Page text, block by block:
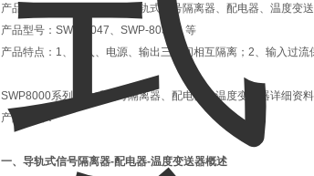
产品名称：
SWP8000系列导轨式信号隔离器、配电器、温度变
产品型号： SWP-8047、SWP-8036，等
产品特点： 1、输入、电源、输出三者间相互隔离；2、输入过流
SWP8000系列导轨式信号隔离器、配电器、温度变送器详细资料
产品介绍：
一、 导轨式信号隔离器-配电器-温度变送器概述